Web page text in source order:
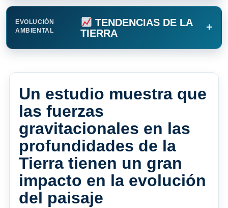
EVOLUCIÓN
AMBIENTAL
TENDENCIAS DE LA
TIERRA
+
Un estudio muestra que
las fuerzas
gravitacionales en las
profundidades de la
Tierra tienen un gran
impacto en la evolución
del paisaje